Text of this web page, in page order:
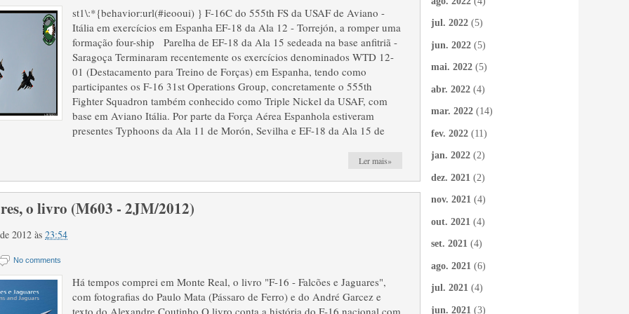
st1\:*{behavior:url(#ieooui) } F-16C do 555th FS da USAF de Aviano -
Itália em exercícios em Espanha EF-18 da Ala 12 - Torrejón, a romper uma
formação four-ship Parelha de EF-18 da Ala 15 sedeada na base anfitriã -
Saragoça Terminaram recentemente os exercícios denominados WTD 12-
01 (Destacamento para Treino de Forças) em Espanha, tendo como
participantes os F-16 31st Operations Group, concretamente o 555th
Fighter Squadron também conhecido como Triple Nickel da USAF, com
base em Aviano Itália. Por parte da Força Aérea Espanhola estiveram
presentes Typhoons da Ala 11 de Morón, Sevilha e EF-18 da Ala 15 de
Ler mais»
o livro (M603 - 2JM/2012)
2012 às 23:54
No comments
Há tempos comprei em Monte Real, o livro "F-16 - Falcões e Jaguares",
com fotografias do Paulo Mata (Pássaro de Ferro) e do André Garcez e
texto do Alexandre Coutinho O livro conta a história do F-16 nacional com
jul. 2022 (5)
jun. 2022 (5)
mai. 2022 (5)
abr. 2022 (4)
mar. 2022 (14)
fev. 2022 (11)
jan. 2022 (2)
dez. 2021 (2)
nov. 2021 (4)
out. 2021 (4)
set. 2021 (4)
ago. 2021 (6)
jul. 2021 (4)
jun. 2021 (3)